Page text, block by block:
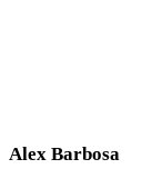
Alex Barbosa